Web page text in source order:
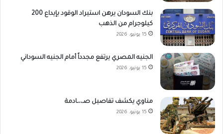
بنك السودان يرهن استيراد الوقود بإيداع 200
كيلوجرام من الذهب
15 يونيو، 2026
الجنيه المصري يرتفع مجدداً أمام الجنيه السوداني
15 يونيو، 2026
مناوي يكشف تفاصيل صـ،،ـادمة
15 يونيو، 2026